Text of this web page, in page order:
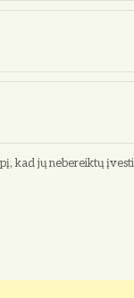
kad jų nebereiktų